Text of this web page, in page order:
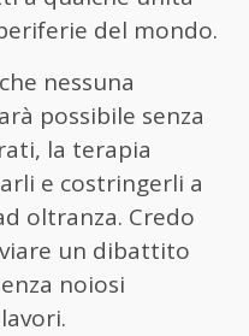
del mondo.
nessuna
possibile senza
la terapia
e costringerli a
oltranza. Credo
un dibattito
noiosi